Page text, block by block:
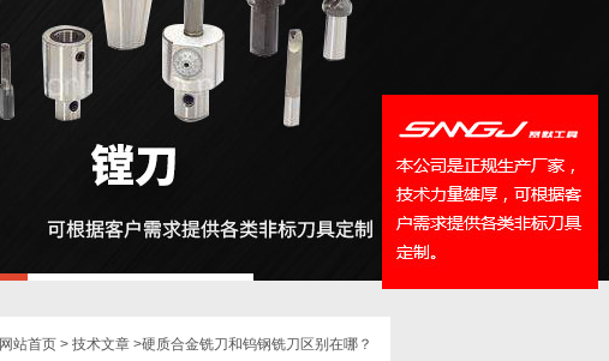
QQ
网站首页 > 技术文章 >硬质合金铣刀和钨钢铣刀区别在哪？